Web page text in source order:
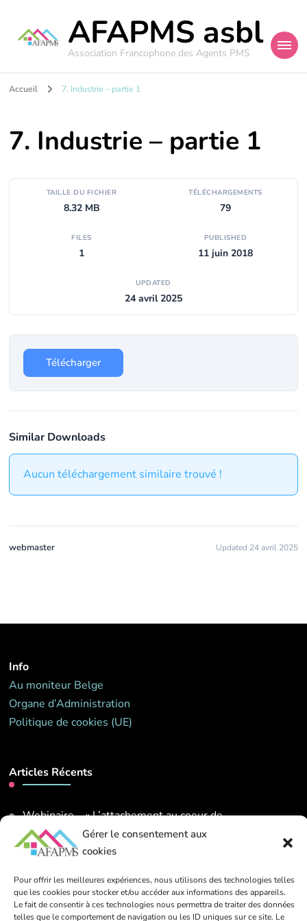
Gérer le consentement aux
cookies
Pour offrir les meilleures expériences, nous utilisons des technologies telles
que les cookies pour stocker et/ou accéder aux informations des appareils.
Le fait de consentir à ces technologies nous permettra de traiter des données
telles que le comportement de navigation ou les ID uniques sur ce site. Le
AFAPMS asbl
Association Francophone des Agents PMS
Accueil 7. Industrie – partie 1
7. Industrie – partie 1
TAILLE DU FICHIER
8.32 MB
TÉLÉCHARGEMENTS
79
FILES
1
PUBLISHED
11 juin 2018
UPDATED
24 avril 2025
Télécharger
Similar Downloads
Aucun téléchargement similaire trouvé !
webmaster Updated 24 avril 2025
Info
Au moniteur Belge
Organe d’Administration
Politique de cookies (UE)
Articles Récents
Webinaire – « L’attachement au coeur de
l’accompagnement ». Mardi 26 mai 2026 de 14h00 à
16h00
13 mars 2026
Contact